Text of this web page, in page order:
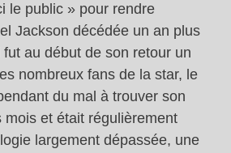
le public » pour rendre
Jackson décédée un an plus
au début de son retour un
nombreux fans de la star, le
du mal à trouver son
mois et était régulièrement
largement dépassée, une